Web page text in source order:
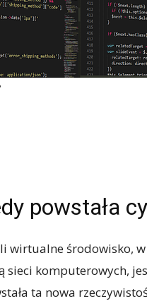
powstała
wirtualne środowisko,
komputerowych,
ta nowa